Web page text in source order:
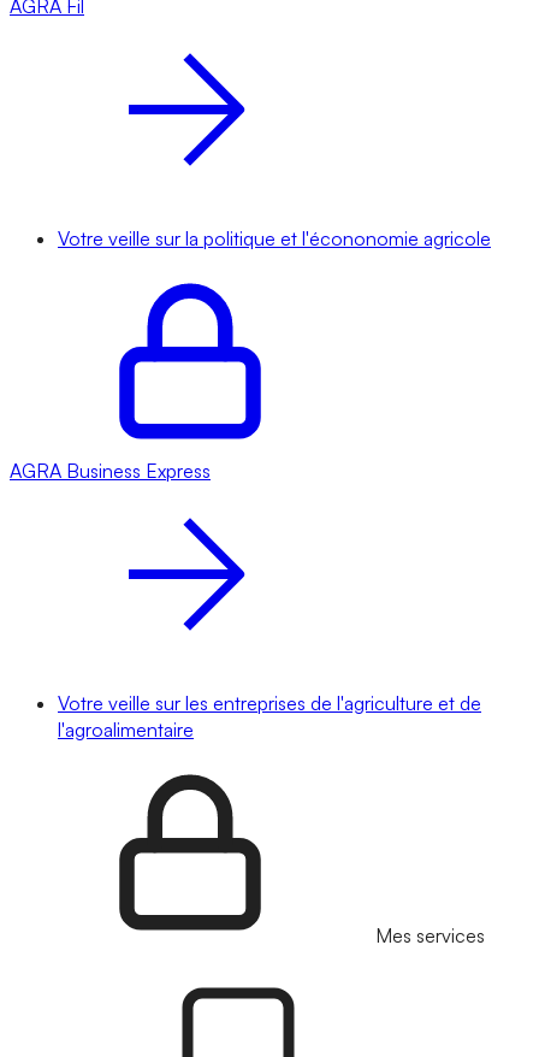
AGRA Fil
Votre veille sur la politique et l'écononomie agricole
AGRA Business Express
Votre veille sur les entreprises de l'agriculture et de
l'agroalimentaire
Mes services